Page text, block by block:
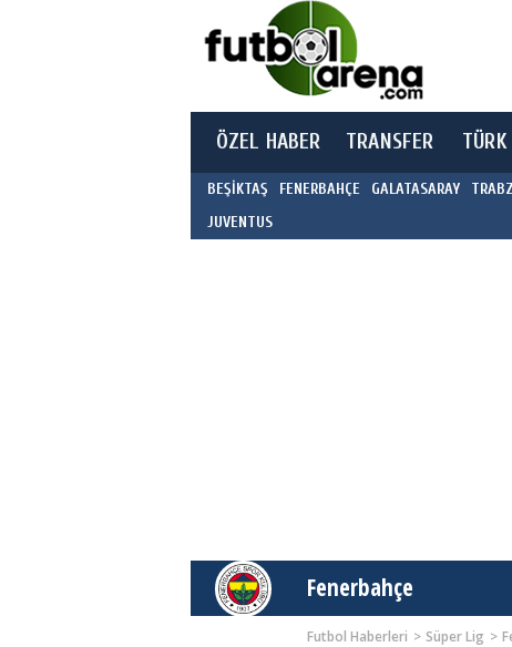
ÖZEL HABER TRANSFER
BEŞİKTAŞ FENERBAHÇE GALATASARAY
JUVENTUS
Fenerbahçe
Futbol Haberleri Süper Lig